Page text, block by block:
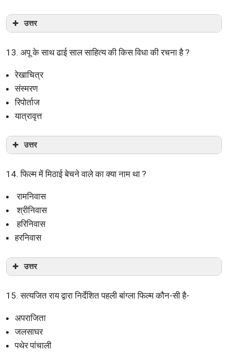
उत्तर
13. अपू के साथ ढाई साल साहित्य की किस विधा की रचना है ?
रेखाचित्र
संस्मरण
रिपोर्ताज
यात्रावृत्त
उत्तर
14. फिल्म में मिठाई बेचने वाले का क्या नाम था ?
रामनिवास
श्रीनिवास
हरिनिवास
हरनिवास
उत्तर
15. सत्यजित राय द्वारा निर्देशित पहली बांग्ला फिल्म कौन-सी है-
अपराजिता
जलसाघर
पथेर पांचाली